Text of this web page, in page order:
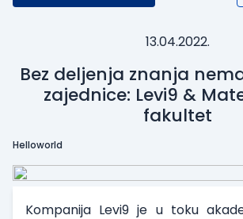
13.04.2022.
Bez deljenja znanja
zajednice: Levi9 &
fakultet
Helloworld
Kompanija Levi9 je u toku